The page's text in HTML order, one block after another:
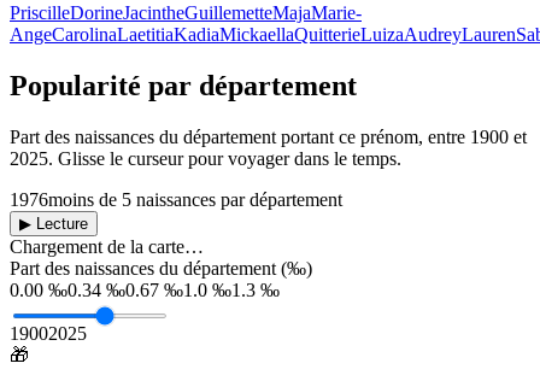
PriscilleDorineJacintheGuillemetteMajaMarie-
AngeCarolinaLaetitiaKadiaMickaellaQuitterieLuizaAudreyLauren
Popularité par département
Part des naissances du département portant ce prénom, entre 1900 et
2025. Glisse le curseur pour voyager dans le temps.
1976moins de 5 naissances par département
▶ Lecture
Chargement de la carte…
Part des naissances du département (‰)
0.00 ‰0.34 ‰0.67 ‰1.0 ‰1.3 ‰
19002025
🎁